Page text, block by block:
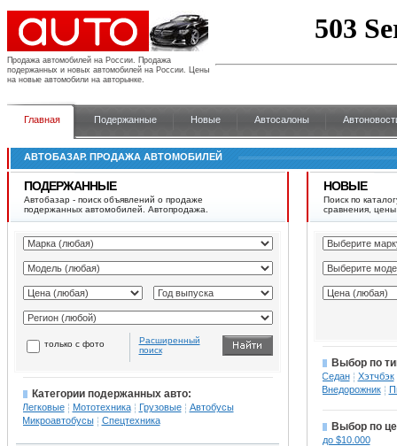
Продажа автомобилей на России. Продажа
подержанных и новых автомобилей на России. Цены
на новые автомобили на авторынке.
Главная Подержанные Новые Автосалоны
АВТОБАЗАР. ПРОДАЖА АВТОМОБИЛЕЙ
ПОДЕРЖАННЫЕ
Автобазар - поиск объявлений о продаже
подержанных автомобилей. Автопродажа.
только с фото
Расширенный
поиск
Категории подержанных авто:
Легковые Мототехника Грузовые
Автобусы
Микроавтобусы
Спецтехника
НОВЫЕ
Поиск по
сравнения,
Выбор по
Седан
Хэтчбэк
Внедорожник
Выбор по
до $10.000